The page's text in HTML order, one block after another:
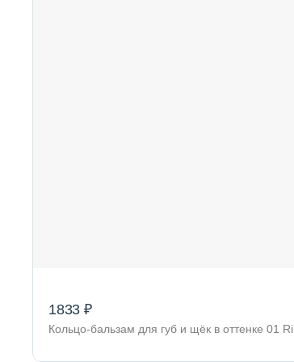
1833 ₽
Кольцо-бальзам для губ и щёк в оттенке 01